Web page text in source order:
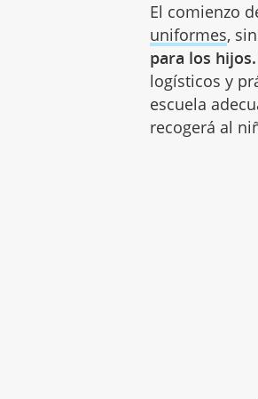
El comienzo
uniformes,
para los hijos.
logísticos y
escuela
recogerá al